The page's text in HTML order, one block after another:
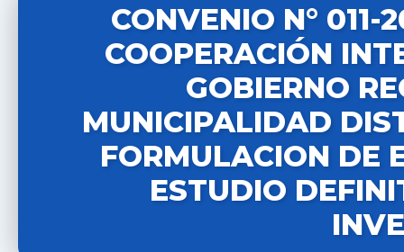
CONVENIO N° 011-
COOPERACIÓN
GOBIERNO
MUNICIPALIDAD
FORMULACION DE
ESTUDIO